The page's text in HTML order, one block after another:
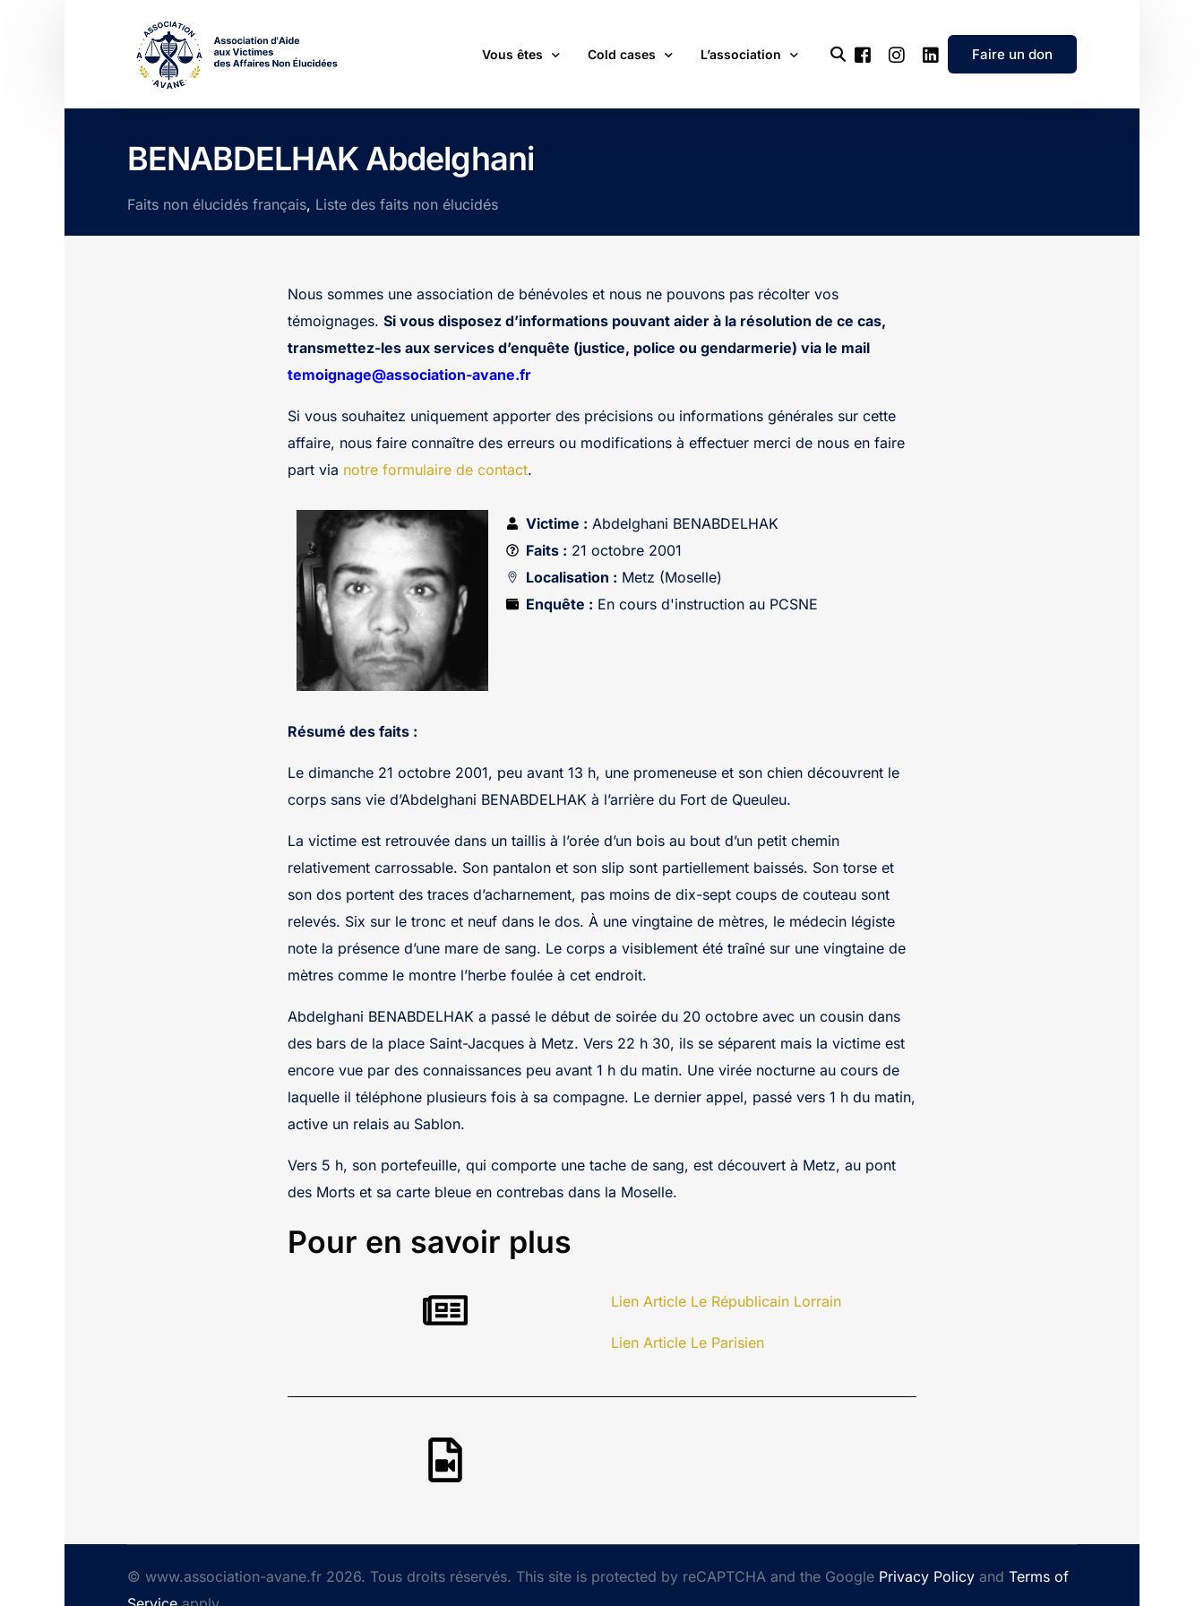
Vous êtes
victime d’une affaire non élucidée
expert ou professionnel(le) du monde judiciaire
passionné(e) par les cold cases
un futur adhérent ou bénévole
journaliste
Cold cases L’association
Devenir bénévole
Contact
Faire un don
BENABDELHAK Abdelghani
Faits non élucidés français, Liste des faits non élucidés
Nous sommes une association de bénévoles et nous ne pouvons pas récolter vos
témoignages. Si vous disposez d’informations pouvant aider à la résolution de ce cas,
transmettez-les aux services d’enquête (justice, police ou gendarmerie) via le mail
temoignage@association-avane.fr
Si vous souhaitez uniquement apporter des précisions ou informations générales sur cette
affaire, nous faire connaître des erreurs ou modifications à effectuer merci de nous en faire
part via notre formulaire de contact.
Victime : Abdelghani BENABDELHAK
Faits : 21 octobre 2001
Localisation : Metz (Moselle)
Enquête : En cours d'instruction au PCSNE
Résumé des faits :
Le dimanche 21 octobre 2001, peu avant 13 h, une promeneuse et son chien découvrent le
corps sans vie d’Abdelghani BENABDELHAK à l’arrière du Fort de Queuleu.
La victime est retrouvée dans un taillis à l’orée d’un bois au bout d’un petit chemin
relativement carrossable. Son pantalon et son slip sont partiellement baissés. Son torse et
son dos portent des traces d’acharnement, pas moins de dix-sept coups de couteau sont
relevés. Six sur le tronc et neuf dans le dos. À une vingtaine de mètres, le médecin légiste
note la présence d’une mare de sang. Le corps a visiblement été traîné sur une vingtaine de
mètres comme le montre l’herbe foulée à cet endroit.
Abdelghani BENABDELHAK a passé le début de soirée du 20 octobre avec un cousin dans
des bars de la place Saint-Jacques à Metz. Vers 22 h 30, ils se séparent mais la victime est
encore vue par des connaissances peu avant 1 h du matin. Une virée nocturne au cours de
laquelle il téléphone plusieurs fois à sa compagne. Le dernier appel, passé vers 1 h du matin,
active un relais au Sablon.
Vers 5 h, son portefeuille, qui comporte une tache de sang, est découvert à Metz, au pont
des Morts et sa carte bleue en contrebas dans la Moselle.
Pour en savoir plus
Lien Article Le Républicain Lorrain
Lien Article Le Parisien
© www.association-avane.fr 2026. Tous droits réservés. This site is protected by reCAPTCHA and the Google Privacy Policy and Terms of